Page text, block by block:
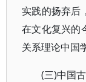
实践的扬弃后
在文化复兴的
关系理论中国
(三)中国